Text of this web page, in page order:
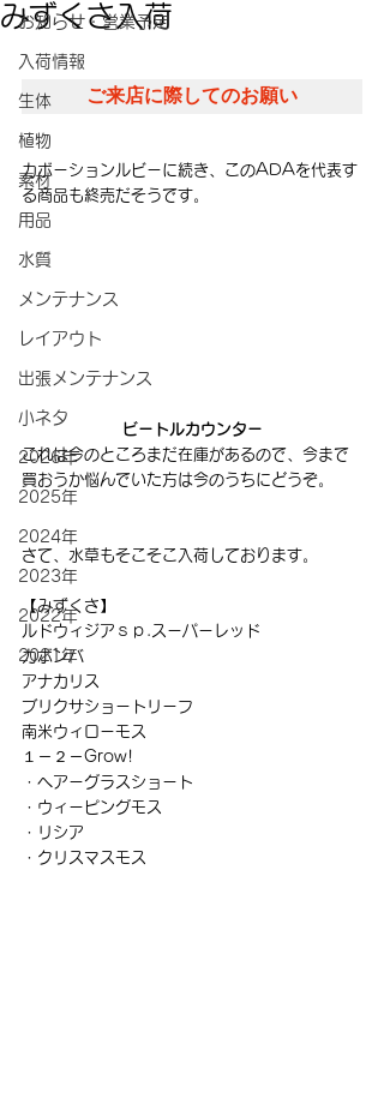
お知らせ・営業予定
入荷情報
生体
植物
素材
用品
水質
メンテナンス
レイアウト
出張メンテナンス
小ネタ
2026年
2025年
2024年
2023年
2022年
2021年
みずくさ入荷
ご来店に際してのお願い
カボーションルビーに続き、このADAを代表す
る商品も終売だそうです。
ビートルカウンター
これは今のところまだ在庫があるので、今まで
買おうか悩んでいた方は今のうちにどうぞ。
さて、水草もそこそこ入荷しております。
【みずくさ】
ルドウィジアｓｐ.スーパーレッド
カボンバ
アナカリス
ブリクサショートリーフ
南米ウィローモス
１－２－Grow!
・ヘアーグラスショート
・ウィーピングモス
・リシア
・クリスマスモス